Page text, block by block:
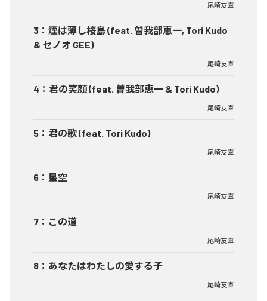
尾崎友直
3 ： 煙は薄し桜島 (feat. 曽我部恵一, Tori Kudo
& セノオ GEE)
尾崎友直
4 ： 君の笑顔 (feat. 曽我部恵一 & Tori Kudo)
尾崎友直
5 ： 君の歌 (feat. Tori Kudo)
尾崎友直
6 ： 星空
尾崎友直
7 ： この道
尾崎友直
8 ： あなたはわたしの愛する子
尾崎友直